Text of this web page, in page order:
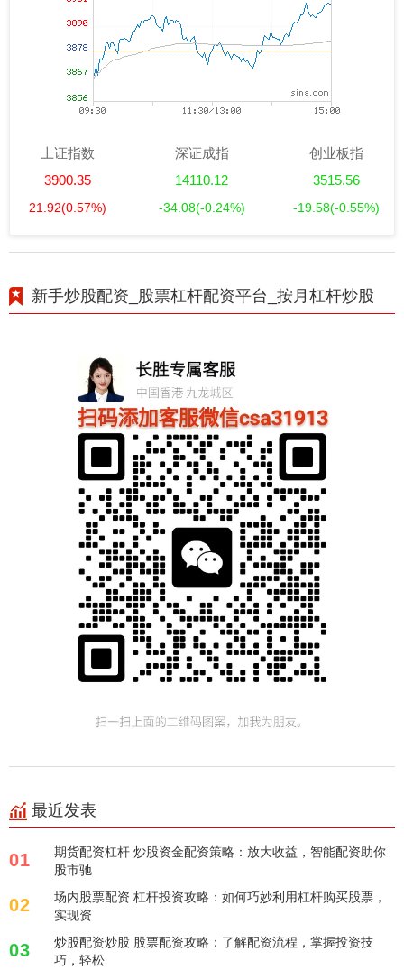
上证指数
3900.35
21.92(0.57%)
深证成指
14110.12
-34.08(-0.24%)
创业板指
3515.56
-19.58(-0.55%)
新手炒股配资_股票杠杆配资平台_按月杠杆炒股
最近发表
01
期货配资杠杆 炒股资金配资策略：放大收益，智能配资助你
股市驰
02
场内股票配资 杠杆投资攻略：如何巧妙利用杠杆购买股票，
实现资
03
炒股配资炒股 股票配资攻略：了解配资流程，掌握投资技
巧，轻松